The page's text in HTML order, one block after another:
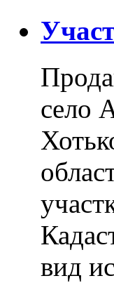
село
вид